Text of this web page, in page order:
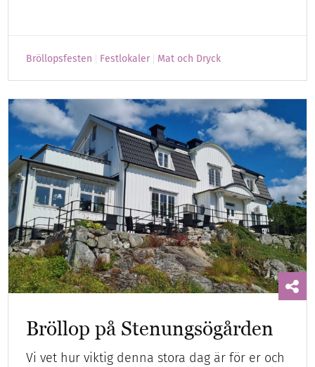
Bröllopsfesten Festlokaler Mat och Dryck
Bröllop på Stenungsögården
Vi vet hur viktig denna stora dag är för er och